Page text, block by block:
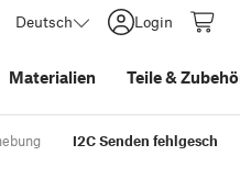
Deutsch Login
Materialien Teile&
I2C Senden